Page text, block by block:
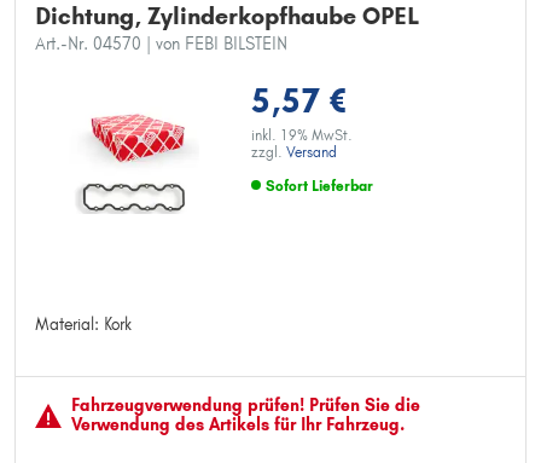
Dichtung, Zylinderkopfhaube OPEL
Art.-Nr. 04570 | von FEBI BILSTEIN
5,57 €
inkl. 19% MwSt.
zzgl. Versand
Sofort Lieferbar
Material: Kork
Material: Kork
Fahrzeugver­wendung prüfen! Prüfen Sie die
Verwendung des Artikels für Ihr Fahrzeug.